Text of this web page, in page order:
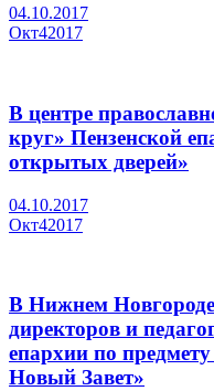
04.10.2017
Окт42017
В центре
круг» Пензенской
открытых дверей»
04.10.2017
Окт42017
В Нижнем
директоров и
епархии по
Новый Завет»